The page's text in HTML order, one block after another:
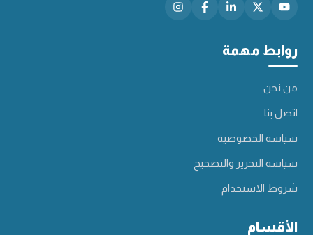
روابط مهمة
من نحن
اتصل بنا
سياسة الخصوصية
سياسة التحرير والتصحيح
شروط الاستخدام
الأقسام